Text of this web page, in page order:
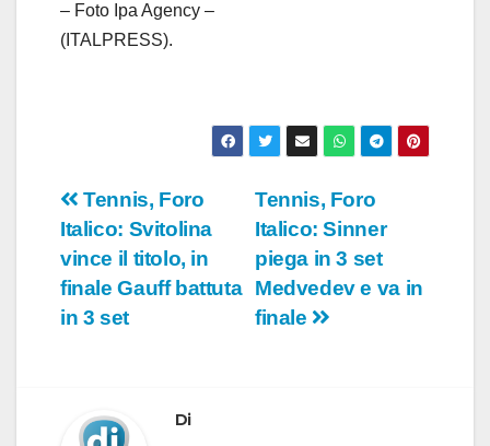
– Foto Ipa Agency –
(ITALPRESS).
Navigazione
articoli
Tennis, Foro
Italico: Sinner
piega in 3 set
Medvedev e va in
finale
Tennis, Foro
Italico: Svitolina
vince il titolo, in
finale Gauff battuta
in 3 set
Di